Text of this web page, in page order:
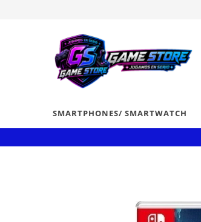
SMARTPHONES/ SMARTWATCH